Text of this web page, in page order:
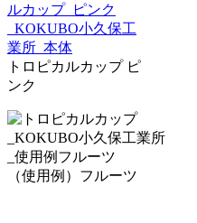
トロピカルカップ ピ
ンク
（使用例）フルーツ